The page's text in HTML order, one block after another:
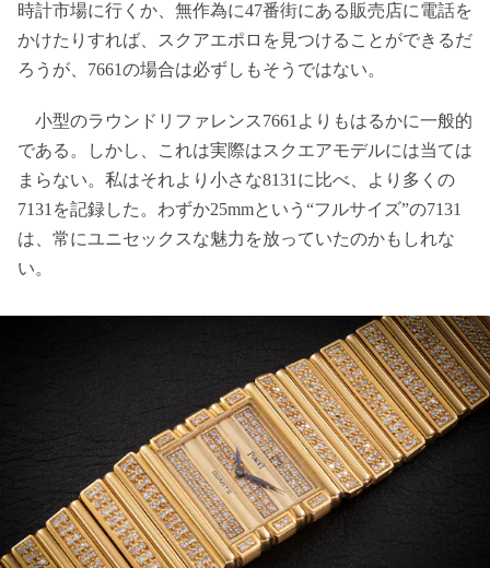
時計市場に行くか、無作為に47番街にある販売店に電話を
かけたりすれば、スクアエポロを見つけることができるだ
ろうが、7661の場合は必ずしもそうではない。
小型のラウンドリファレンス7661よりもはるかに一般的
である。しかし、これは実際はスクエアモデルには当ては
まらない。私はそれより小さな8131に比べ、より多くの
7131を記録した。わずか25mmという“フルサイズ”の7131
は、常にユニセックスな魅力を放っていたのかもしれな
い。